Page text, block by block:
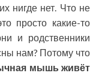
нигде нет. Что не
просто какие-то
и родственники
нам? Потому что
мышь живёт